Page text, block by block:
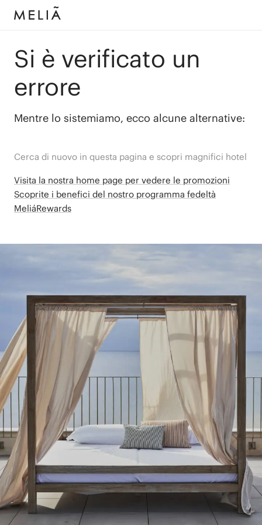
Si è verificato un
errore
Mentre lo sistemiamo, ecco alcune alternative:
Cerca di nuovo in questa pagina e scopri magnifici hotel
Visita la nostra home page per vedere le promozioni
Scoprite i benefici del nostro programma fedeltà
MeliáRewards